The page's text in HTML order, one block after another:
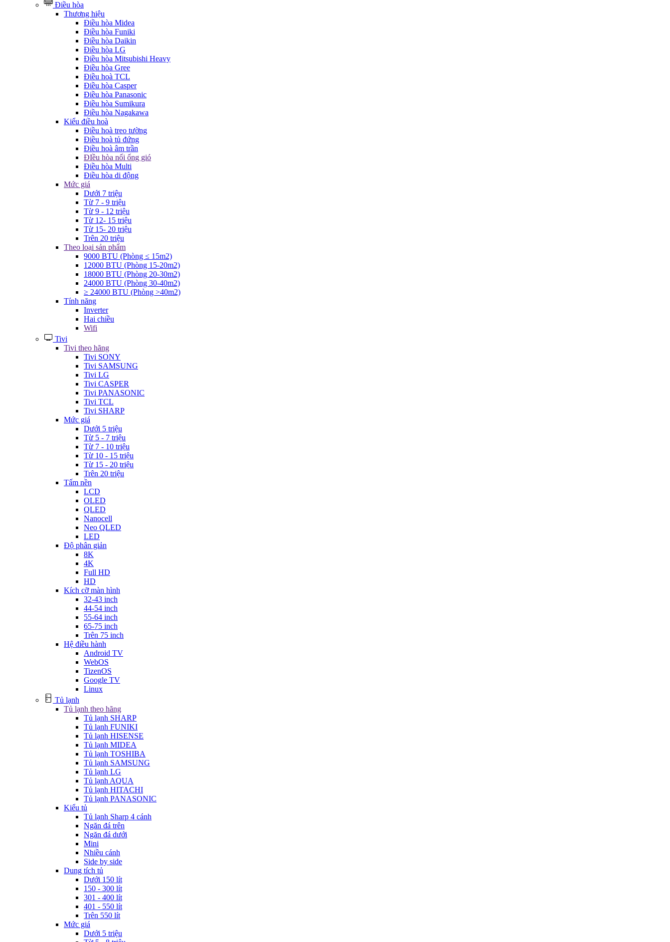
Điều hòa
Thương hiệu
Điều hòa Midea
Điều hòa Funiki
Điều hòa Daikin
Điều hòa LG
Điều hòa Mitsubishi Heavy
Điều hòa Gree
Điều hoà TCL
Điều hòa Casper
Điều hòa Panasonic
Điều hòa Sumikura
Điều hòa Nagakawa
Kiểu điều hoà
Điều hoà treo tường
Điều hoà tủ đứng
Điều hoà âm trần
ĐIều hòa nối ống gió
Điều hòa Multi
Điều hòa di động
Mức giá
Dưới 7 triệu
Từ 7 - 9 triệu
Từ 9 - 12 triệu
Từ 12- 15 triệu
Từ 15- 20 triệu
Trên 20 triệu
Theo loại sản phẩm
9000 BTU (Phòng ≤ 15m2)
12000 BTU (Phòng 15-20m2)
18000 BTU (Phòng 20-30m2)
24000 BTU (Phòng 30-40m2)
≥ 24000 BTU (Phòng >40m2)
Tính năng
Inverter
Hai chiều
Wifi
Tivi
Tivi theo hãng
Tivi SONY
Tivi SAMSUNG
Tivi LG
Tivi CASPER
Tivi PANASONIC
Tivi TCL
Tivi SHARP
Mức giá
Dưới 5 triệu
Từ 5 - 7 triệu
Từ 7 - 10 triệu
Từ 10 - 15 triệu
Từ 15 - 20 triệu
Trên 20 triệu
Tấm nền
LCD
OLED
QLED
Nanocell
Neo QLED
LED
Độ phân giản
8K
4K
Full HD
HD
Kích cỡ màn hình
32-43 inch
44-54 inch
55-64 inch
65-75 inch
Trên 75 inch
Hệ điều hành
Android TV
WebOS
TizenOS
Google TV
Linux
Tủ lạnh
Tủ lạnh theo hãng
Tủ lạnh SHARP
Tủ lạnh FUNIKI
Tủ lạnh HISENSE
Tủ lạnh MIDEA
Tủ lạnh TOSHIBA
Tủ lạnh SAMSUNG
Tủ lạnh LG
Tủ lạnh AQUA
Tủ lạnh HITACHI
Tủ lạnh PANASONIC
Kiểu tủ
Tủ lạnh Sharp 4 cánh
Ngăn đá trên
Ngăn đá dưới
Mini
Nhiều cánh
Side by side
Dung tích tủ
Dưới 150 lít
150 - 300 lít
301 - 400 lít
401 - 550 lít
Trên 550 lít
Mức giá
Dưới 5 triệu